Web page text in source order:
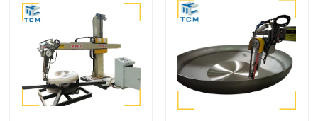
Fabriekstocht
Kwaliteitscontrole
Neem contact met ons op